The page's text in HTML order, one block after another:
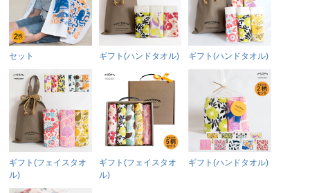
セット ギフト(ハンドタオル) ギフト(ハンドタオル)
ギフト(フェイスタオ
ル)
ギフト(フェイスタオ
ル)
ギフト(ハンドタオル)